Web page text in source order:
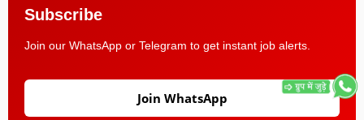
Subscribe
Join our WhatsApp or Telegram to get instant job alerts.
Join WhatsApp